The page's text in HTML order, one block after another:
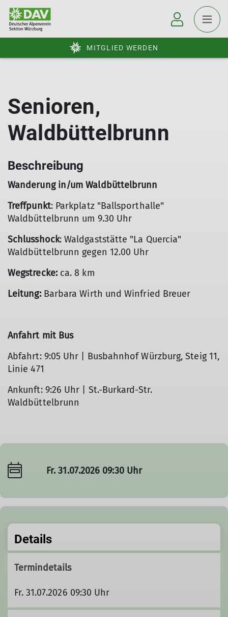
MITGLIED WERDEN
Senioren,
Waldbüttelbrunn
Beschreibung
Wanderung in/um Waldbüttelbrunn
Treffpunkt: Parkplatz "Ballsporthalle"
Waldbüttelbrunn um 9.30 Uhr
Schlusshock: Waldgaststätte "La Quercia"
Waldbüttelbrunn gegen 12.00 Uhr
Wegstrecke:ca. 8 km
Leitung:Barbara Wirth und Winfried Breuer
Anfahrt mit Bus
Abfahrt: 9:05 Uhr | Busbahnhof Würzburg, Steig 11,
Linie 471
Ankunft: 9:26 Uhr | St.-Burkard-Str.
Waldbüttelbrunn
Fr. 31.07.2026 09:30 Uhr
Details
Termindetails
Fr. 31.07.2026 09:30 Uhr